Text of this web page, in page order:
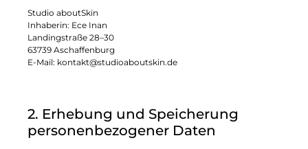
Studio aboutSkin
Inhaberin: Ece Inan
Landingstraße 28–30
63739 Aschaffenburg
E-Mail: kontakt@studioaboutskin.de
2. Erhebung und Speicherung
personenbezogener Daten